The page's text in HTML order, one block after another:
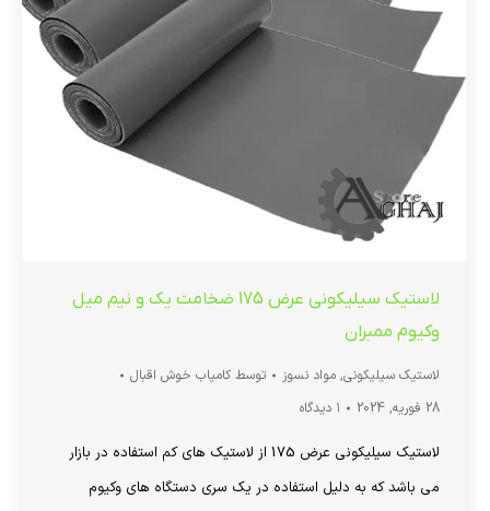
لاستیک سیلیکونی عرض 175 ضخامت یک و نیم میل
وکیوم ممبران
لاستیک سیلیکونی, مواد نسوز توسط کامیاب خوش اقبال
28 فوریه, 2024
۱ دیدگاه
لاستیک سیلیکونی عرض 175 از لاستیک های کم استفاده در بازار
می باشد که به دلیل استفاده در یک سری دستگاه های وکیوم